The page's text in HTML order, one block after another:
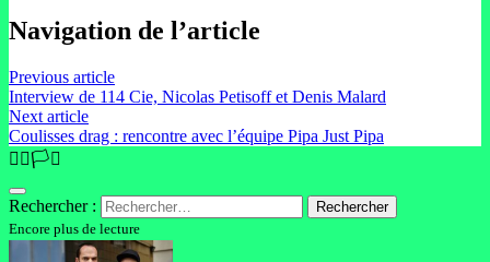
Navigation de l’article
Previous article
Interview de 114 Cie, Nicolas Petisoff et Denis Malard
Next article
Coulisses drag : rencontre avec l’équipe Pipa Just Pipa
🏳️‍🌈🏳️‍⚧️
Rechercher :
Encore plus de lecture